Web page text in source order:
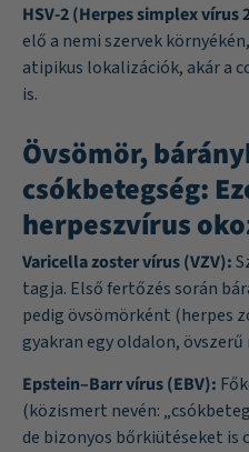
HSV-2 (Herpes simplex vírus
elő a nemi szervek
atipikus lokalizációk, akár a
is.
Övsömör,
csókbetegség:
herpeszvírus
Varicella zoster vírus (VZV):
tagja. Első fertőzés során
pedig övsömörként (herpes
gyakran egy oldalon,
Epstein–Barr vírus (EBV):
(közismert nevén:
de bizonyos bőrkiütéseket is